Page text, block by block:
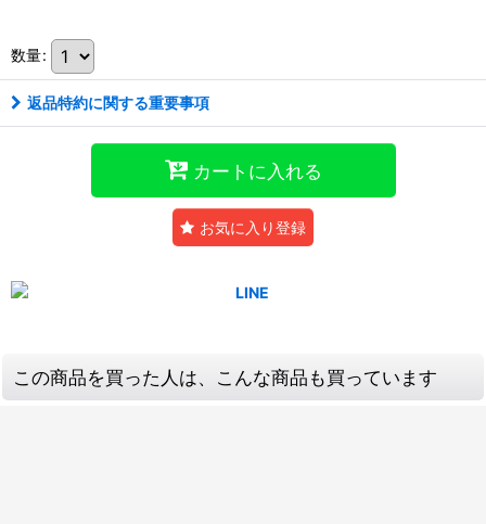
数量:
返品特約に関する重要事項
カートに入れる
お気に入り登録
この商品を買った人は、こんな商品も買っています